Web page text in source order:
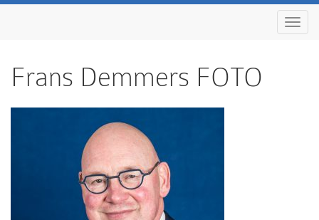
Frans Demmers FOTO